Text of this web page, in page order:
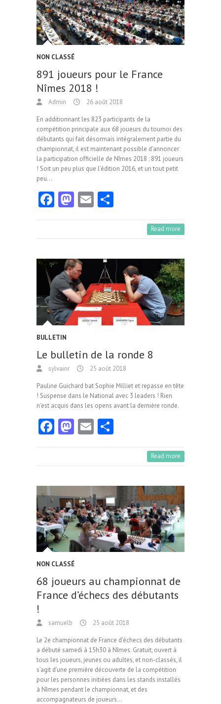
NON CLASSÉ
891 joueurs pour le France
Nîmes 2018 !
Admin 26 août 2018
En additionnant les 823 participants de la
compétition principale aux 68 joueurs du tournoi des
débutants qui fait désormais intégralement partie du
championnat, il est maintenant possible d’annoncer
la participation officielle de Nîmes 2018 : 891 joueurs
! Soit un peu plus que l’édition 2016, et un tout petit
peu…
Fa
ce
o
k
M
as
o
n
E
m rt
Read more
BULLETIN
Le bulletin de la ronde 8
sylvainr 25 août 2018
Pauline Guichard bat Sophie Milliet et repasse en tête
! Suspense dans le National avec 3 leaders ! Rien
n’est acquis dans les opens avant la dernière ronde.
Fa
ce
o
k
M
as
o
n
E
m rt
Read more
NON CLASSÉ
68 joueurs au championnat de
France d’échecs des débutants
!
samuelb 25 août 2018
Le 2e championnat de France d’échecs des débutants
a débuté samedi à 15h30 à Nîmes. Gratuit, ouvert à
tous les joueurs, jeunes ou adultes, et non-classés, il
s’agit d’une première découverte de la compétition
pour les personnes initiées dans les stands installés
à Nîmes pendant le championnat, et des
accompagnateurs de joueurs…